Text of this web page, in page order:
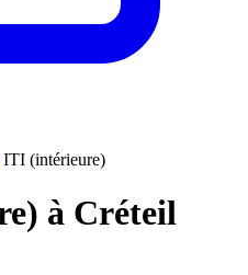
ITI (intérieure)
à Créteil